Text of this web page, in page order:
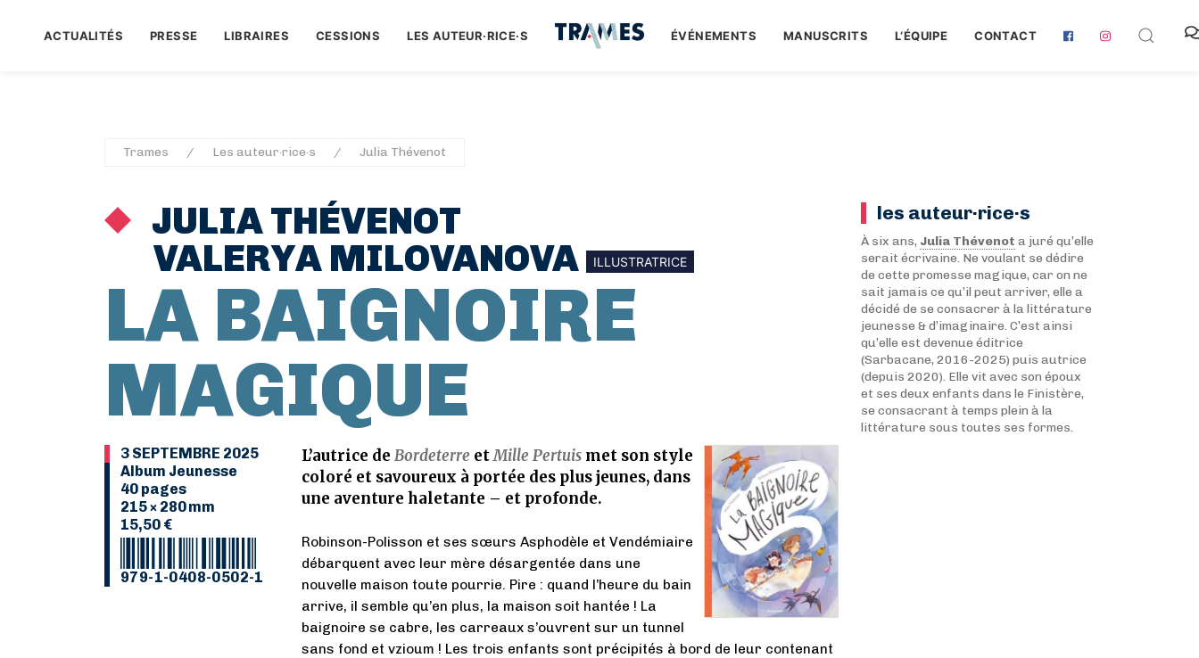
ACTUALITÉS PRESSE LIBRAIRES CESSIONS LES AUTEUR·RICE·S ÉVÉNEMENTS MANUSCRITS L‘ÉQUIPE CONTACT
Trames Les auteur·rice·s Julia Thévenot
JULIA THÉVENOT
VALERYA MILOVANOVA
ILLUSTRATRICE
LA BAIGNOIRE
MAGIQUE
3 SEPTEMBRE 2025
Album Jeunesse
40 pages
215 × 280 mm
15,50 €
979-1-0408-0502-1
L’autrice de Bordeterre etMille Pertuismet son style
coloré et savoureux à portée des plus jeunes, dans
une aventure haletante – et profonde.
Robinson-Polisson et ses sœurs Asphodèle et Vendémiaire
débarquent avec leur mère désargentée dans une
nouvelle maison toute pourrie. Pire : quand l’heure du bain
arrive, il semble qu’en plus, la maison soit hantée ! La
baignoire se cabre, les carreaux s’ouvrent sur un tunnel
sans fond et vzioum ! Les trois enfants sont précipités à bord de leur contenant
les auteur·rice·s
À six ans, Julia Thévenot a juré qu’elle
serait écrivaine. Ne voulant se dédire
de cette promesse magique, car on ne
sait jamais ce qu’il peut arriver, elle a
décidé de se consacrer à la littérature
jeunesse & d’imaginaire. C’est ainsi
qu’elle est devenue éditrice
(Sarbacane, 2016-2025) puis autrice
(depuis 2020). Elle vit avec son époux
et ses deux enfants dans le Finistère,
se consacrant à temps plein à la
littérature sous toutes ses formes.